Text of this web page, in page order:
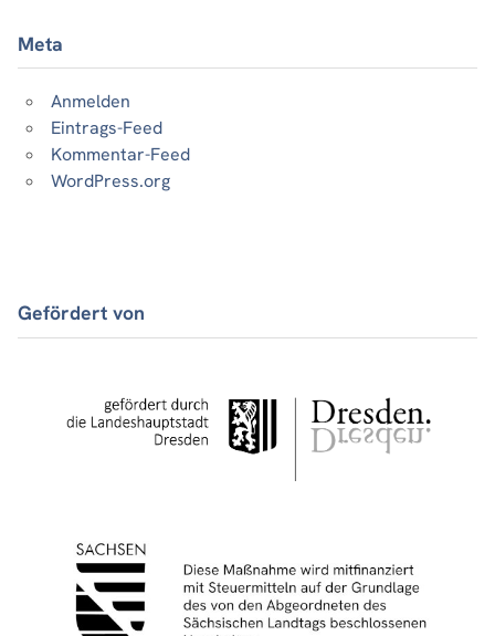
Meta
Anmelden
Eintrags-Feed
Kommentar-Feed
WordPress.org
Gefördert von